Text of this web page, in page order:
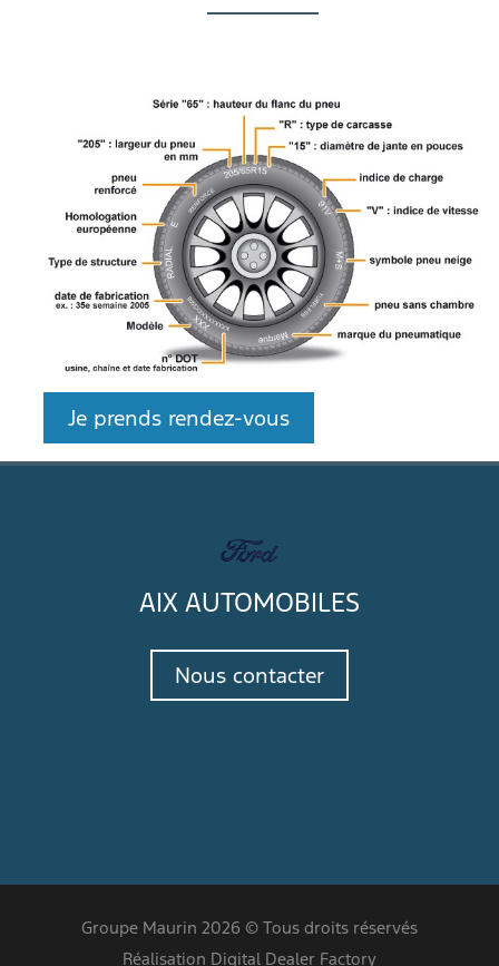
Je prends rendez-vous
AIX AUTOMOBILES
Nous contacter
Groupe Maurin 2026 © Tous droits réservés
Réalisation Digital Dealer Factory